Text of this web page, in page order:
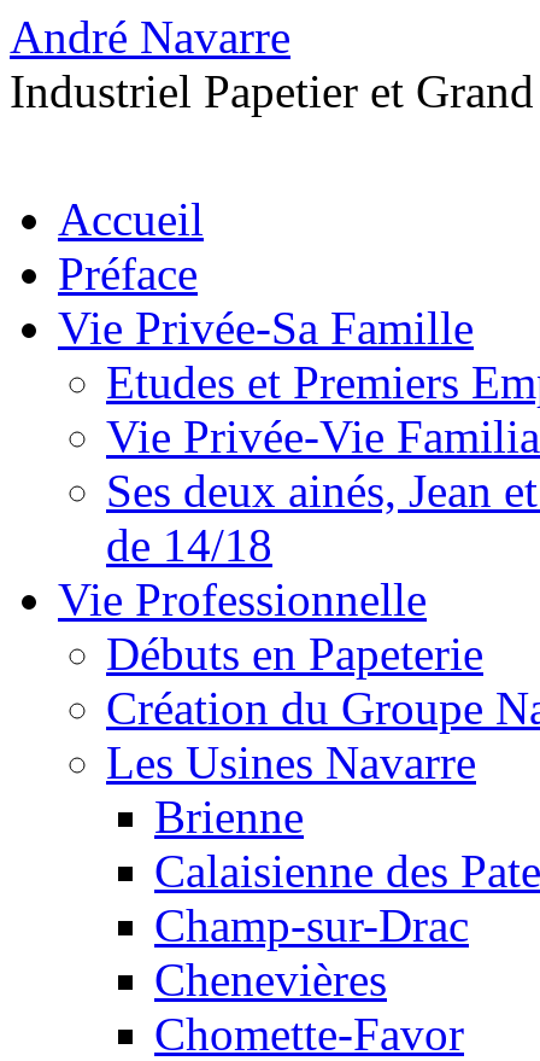
André Navarre
Industriel Papetier et
Accueil
Préface
Vie Privée-Sa Famille
Etudes et Premiers
Vie Privée-Vie
Ses deux ainés, Jean
de 14/18
Vie Professionnelle
Débuts en Papeterie
Création du Groupe
Les Usines Navarre
Brienne
Calaisienne des
Champ-sur-Drac
Chenevières
Chomette-Favor